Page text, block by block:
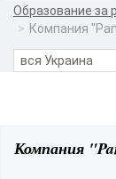
Образование за
Компания
Компания